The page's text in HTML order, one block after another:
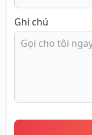
Ghi chú